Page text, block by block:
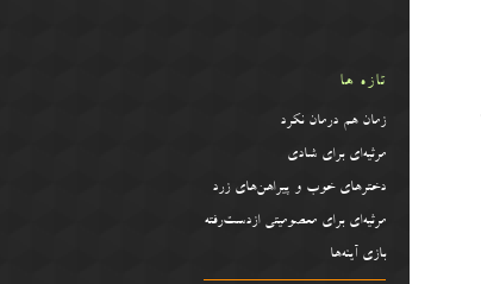
تازه ها
زمان هم درمان نکرد
مرثیه‌ای برای شادی
دخترهای خوب و پیراهن‌‌های زرد
مرثیه‌ای برای معصومیتی ازدست‌رفته
بازی آینه‌ها